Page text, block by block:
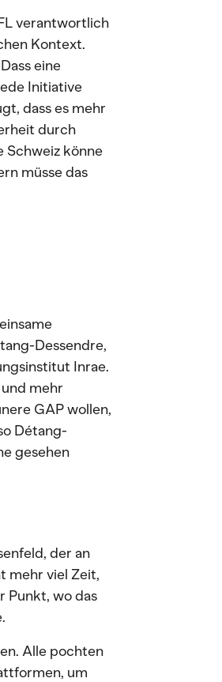
verantwortlich
Kontext.
eine
Initiative
dass es mehr
durch
Schweiz könne
müsse das
Dessendre,
Inrae.
mehr
GAP wollen,
Détang-
gesehen
der an
mehr viel Zeit,
Punkt, wo das
Alle pochten
um